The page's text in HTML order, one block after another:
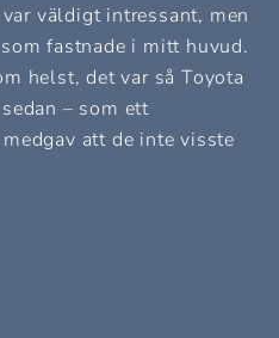
väldigt intressant, men
fastnade i mitt huvud.
helst, det var så Toyota
– som ett
att de inte visste